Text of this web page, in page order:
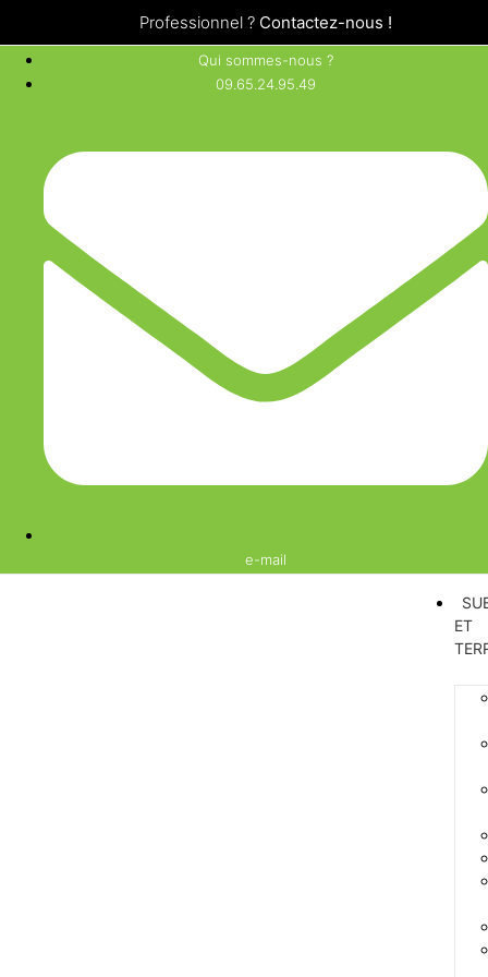
Professionnel ? Contactez-nous !
Qui sommes-nous ?
09.65.24.95.49
e-mail
ET